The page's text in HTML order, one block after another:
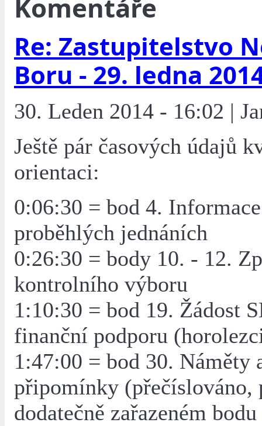
Komentáře
Re: Zastupitelstvo
Boru - 29. ledna
30. Leden 2014 - 16:02 |
Ještě pár časových údajů
orientaci:
0:06:30 = bod 4.
proběhlých jednáních
0:26:30 = body 10. - 12.
kontrolního výboru
1:10:30 = bod 19. Žádost
finanční podporu
1:47:00 = bod 30. Náměty
připomínky (přečíslováno,
dodatečně zařazeném